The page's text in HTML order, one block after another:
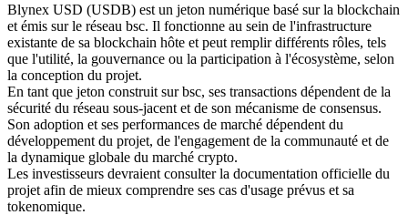
Futures USDC
Futures utilisant l'USDC comme garantie
Blynex USD (USDB) est un jeton numérique basé sur la blockchain
et émis sur le réseau bsc. Il fonctionne au sein de l'infrastructure
existante de sa blockchain hôte et peut remplir différents rôles, tels
que l'utilité, la gouvernance ou la participation à l'écosystème, selon
la conception du projet.
En tant que jeton construit sur bsc, ses transactions dépendent de la
sécurité du réseau sous-jacent et de son mécanisme de consensus.
Son adoption et ses performances de marché dépendent du
développement du projet, de l'engagement de la communauté et de
la dynamique globale du marché crypto.
Les investisseurs devraient consulter la documentation officielle du
projet afin de mieux comprendre ses cas d'usage prévus et sa
tokenomique.